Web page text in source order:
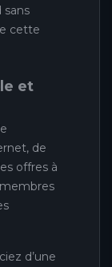
sans
cette
et
de
offres à
d’une